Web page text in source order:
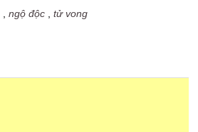
,ngộ độc ,tử vong